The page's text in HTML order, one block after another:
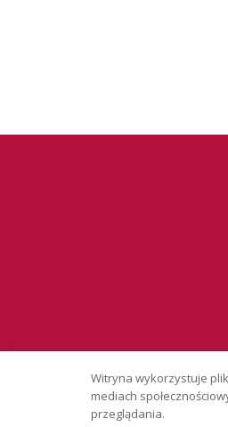
Witryna wykorzystuje
mediach
przeglądania.